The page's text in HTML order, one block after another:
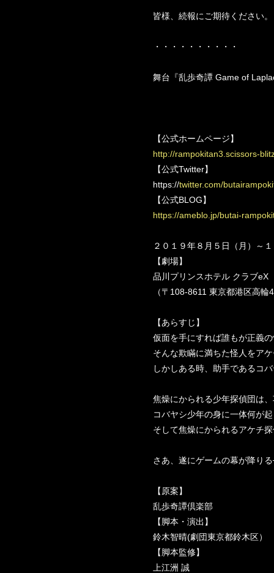
皆様、続報にご期待ください。
・・・・・・・・・・
舞台『乱歩奇譚 Game of
【公式ホームページ】
http://rampokitan3.scissors-
【公式Twitter】
https://twitter.com/
【公式BLOG】
https://ameblo.jp/butai-
２０１９年８月５日（月）～
【劇場】
品川プリンスホテル クラブeX
（〒108-8611 東京都港区高
【あらすじ】
仮面を手にすれば誰もが正義
そんな欺瞞に満ちた怪人をア
しかしある時、助手であるコ
焦燥にかられる少年探偵団は
コバヤシ少年の身に一体何が
そして焦燥にかられるアケチ
さあ、遂にゲームの幕が降り
【原案】
乱歩奇譚倶楽部
【脚本・演出】
鈴木智晴(劇団東京都鈴木区）
【脚本監修】
上江洲 誠